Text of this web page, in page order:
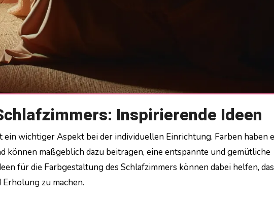
Inspirierende Ideen
können maßgeblich dazu beitragen, eine entspannte und gemütliche
für die Farbgestaltung des Schlafzimmers können dabei helfen, das
zu machen.